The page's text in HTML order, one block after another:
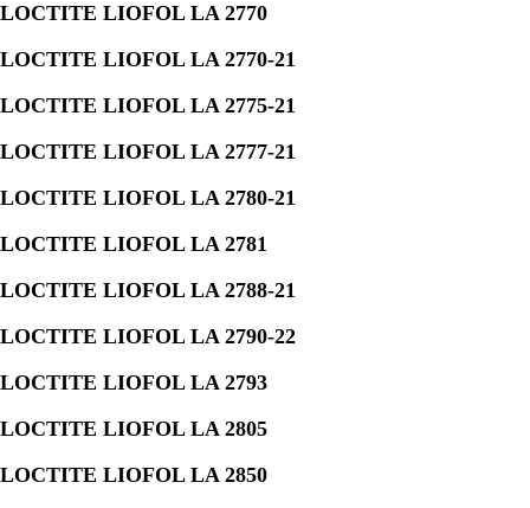
LOCTITE LIOFOL LA 2770
LOCTITE LIOFOL LA 2770-21
LOCTITE LIOFOL LA 2775-21
LOCTITE LIOFOL LA 2777-21
LOCTITE LIOFOL LA 2780-21
LOCTITE LIOFOL LA 2781
LOCTITE LIOFOL LA 2788-21
LOCTITE LIOFOL LA 2790-22
LOCTITE LIOFOL LA 2793
LOCTITE LIOFOL LA 2805
LOCTITE LIOFOL LA 2850